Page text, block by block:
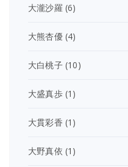
大瀧沙羅 (6)
大熊杏優(4)
大白桃子(10)
大盛真歩(1)
大貫彩香 (1)
大野真依 (1)